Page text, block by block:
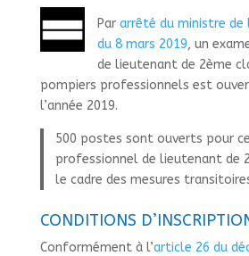
Par arrêté du ministre de
du 8 mars 2019, un
de lieutenant de 2ème
pompiers professionnels est
l’année 2019.
500 postes sont ouverts pour
professionnel de lieutenant de 2
le cadre des mesures
CONDITIONS
Conformément à l’article 26 du